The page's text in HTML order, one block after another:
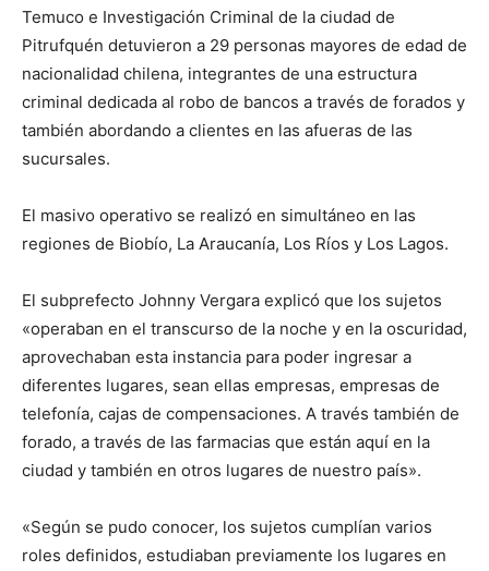
Temuco e Investigación Criminal de la ciudad de
Pitrufquén detuvieron a 29 personas mayores de edad de
nacionalidad chilena, integrantes de una estructura
criminal dedicada al robo de bancos a través de forados y
también abordando a clientes en las afueras de las
sucursales.
El masivo operativo se realizó en simultáneo en las
regiones de Biobío, La Araucanía, Los Ríos y Los Lagos.
El subprefecto Johnny Vergara explicó que los sujetos
«operaban en el transcurso de la noche y en la oscuridad,
aprovechaban esta instancia para poder ingresar a
diferentes lugares, sean ellas empresas, empresas de
telefonía, cajas de compensaciones. A través también de
forado, a través de las farmacias que están aquí en la
ciudad y también en otros lugares de nuestro país».
«Según se pudo conocer, los sujetos cumplían varios
roles definidos, estudiaban previamente los lugares en